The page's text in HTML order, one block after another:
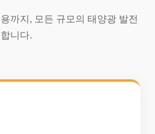
까지, 모든 규모의 태양광 발전
니다.